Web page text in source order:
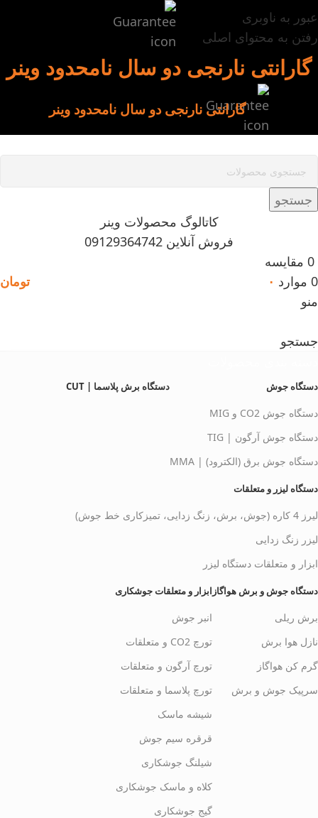
عبور به ناوبری
رفتن به محتوای اصلی
گارانتی نارنجی دو سال نامحدود وینر
گارانتی نارنجی دو سال نامحدود وینر
جستجو
کاتالوگ محصولات وینر
فروش آنلاین 09129364742
0 مقایسه
0 موارد ۰
تومان
منو
جستجو
دستگاه جوش
دستگاه جوش CO2 و MIG
دستگاه جوش آرگون | TIG
دستگاه جوش برق (الکترود) | MMA
دستگاه برش پلاسما | CUT
دستگاه لیزر و متعلقات
لیرز 4 کاره (جوش، برش، زنگ زدایی، تمیزکاری خط جوش)
لیزر زنگ زدایی
ابزار و متعلقات دستگاه لیزر
دستگاه جوش و برش هواگاز
برش ریلی
نازل هوا برش
گرم کن هواگاز
سرپیک جوش و برش
ابزار و متعلقات جوشکاری
انبر جوش
تورچ CO2 و متعلقات
تورچ آرگون و متعلقات
تورچ پلاسما و متعلقات
شیشه ماسک
قرقره سیم جوش
شیلنگ جوشکاری
کلاه و ماسک جوشکاری
گیج جوشکاری